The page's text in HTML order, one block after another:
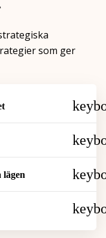
som ger